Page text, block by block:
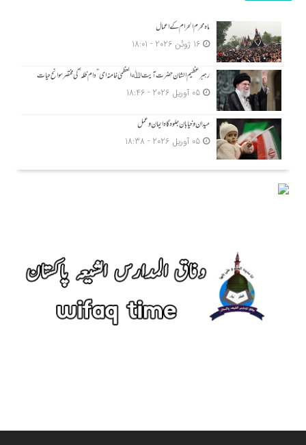
ماہ محرم الحرام کے اعمال
16 ژوئن 2026 - 18:01
رہبر عظیم الشان حضرت آیت اﷲ العظمیٰ خامنہ ای ” دام ظلہ ” کی مختصر سوانح حیات
05 آوریل 2026 - 18:46
میدان و خیابان جلوہ گاہ ایمان و عمل
05 آوریل 2026 - 18:38